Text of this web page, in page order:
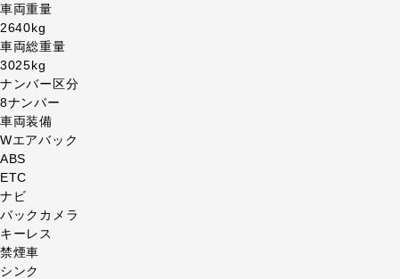
車両重量
2640kg
車両総重量
3025kg
ナンバー区分
8ナンバー
車両装備
Wエアバック
ABS
ETC
ナビ
バックカメラ
キーレス
禁煙車
シンク